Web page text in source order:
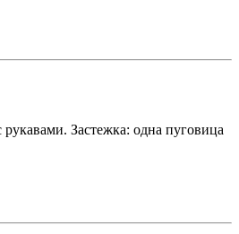
рукавами. Застежка: одна пуговица